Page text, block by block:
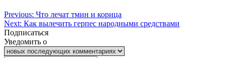
Previous: Что лечат тмин и корица
Next: Как вылечить герпес народными средствами
Подписаться
Уведомить о